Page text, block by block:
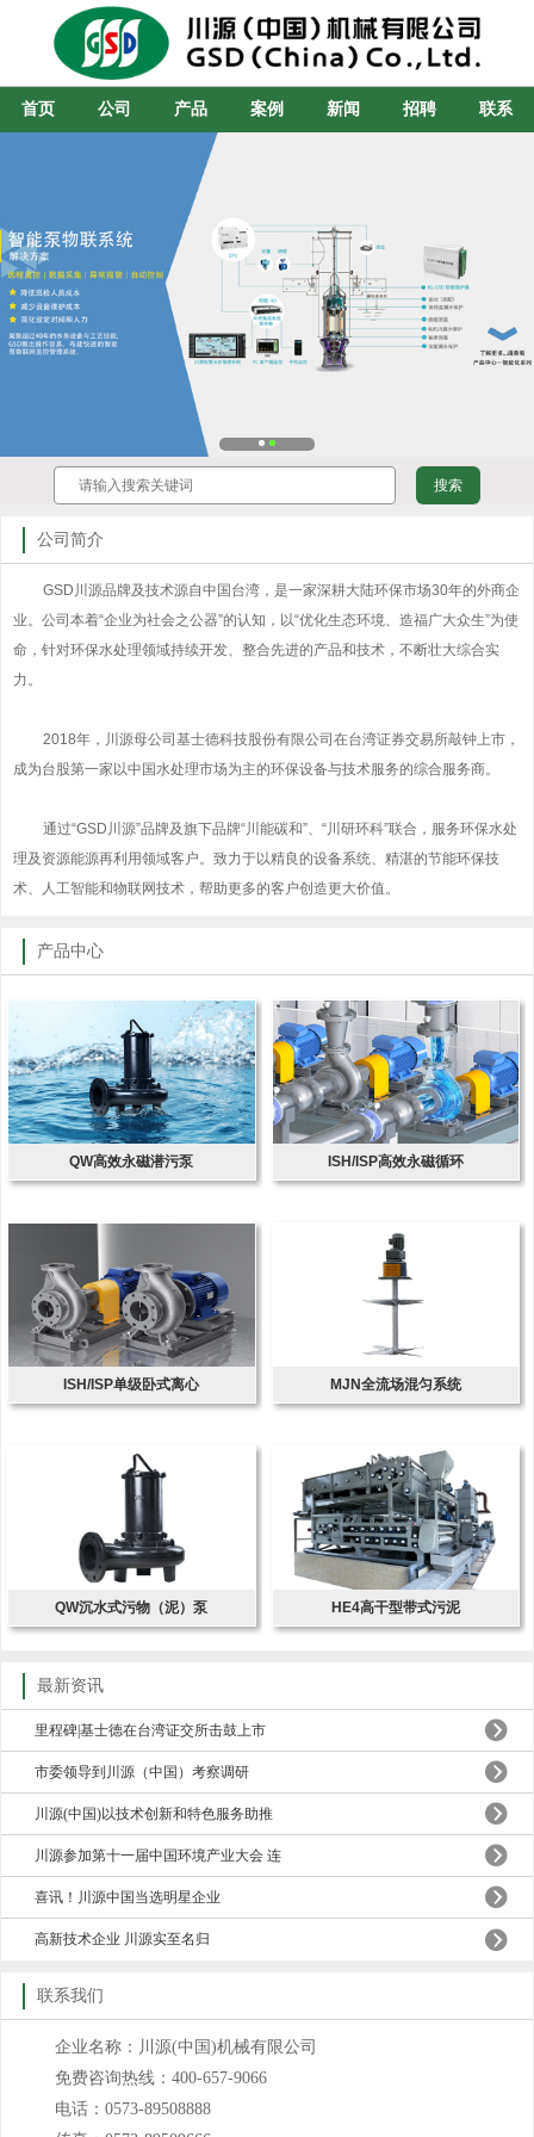
首页 公司 产品 案例 新闻 招聘 联系
公司简介
GSD川源品牌及技术源自中国台湾，是一家深耕大陆环保市场30年的外商企
业。公司本着“企业为社会之公器”的认知，以“优化生态环境、造福广大众生”为使
命，针对环保水处理领域持续开发、整合先进的产品和技术，不断壮大综合实
力。
2018年，川源母公司基士德科技股份有限公司在台湾证券交易所敲钟上市，
成为台股第一家以中国水处理市场为主的环保设备与技术服务的综合服务商。
通过“GSD川源”品牌及旗下品牌“川能碳和”、“川研环科”联合，服务环保水处
理及资源能源再利用领域客户。致力于以精良的设备系统、精湛的节能环保技
术、人工智能和物联网技术，帮助更多的客户创造更大价值。
产品中心
QW高效永磁潜污泵 ISH/ISP高效永磁循环
ISH/ISP单级卧式离心 MJN全流场混匀系统
QW沉水式污物（泥）泵 HE4高干型带式污泥
最新资讯
里程碑|基士德在台湾证交所击鼓上市
市委领导到川源（中国）考察调研
川源(中国)以技术创新和特色服务助推
川源参加第十一届中国环境产业大会 连
喜讯！川源中国当选明星企业
高新技术企业 川源实至名归
联系我们
企业名称：川源(中国)机械有限公司
免费咨询热线：400-657-9066
电话：0573-89508888